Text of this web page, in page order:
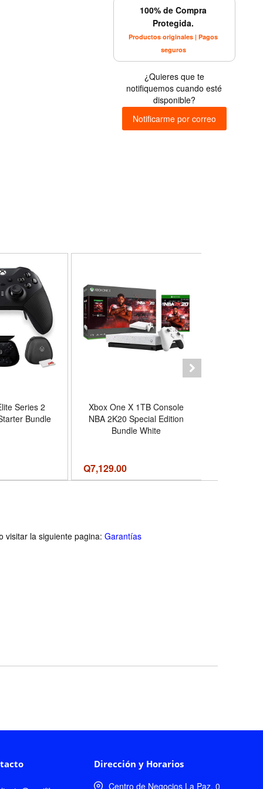
100% de Compra
Protegida.
Productos originales | Pagos
seguros
¿Quieres que te
notifiquemos cuando esté
disponible?
Notificarme por correo
Series 2
Bundle
Xbox One X 1TB Console
NBA 2K20 Special Edition
Bundle White
Q7,129.00
visitar la siguiente pagina: Garantías
Dirección y Horarios
Centro de Negocios La Paz, 0